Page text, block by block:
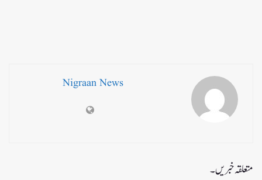
Nigraan News
متعلقہ خبریں۔